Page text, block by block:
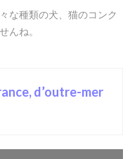
な種類の犬、猫のコンク
んね。
d’outre-mer